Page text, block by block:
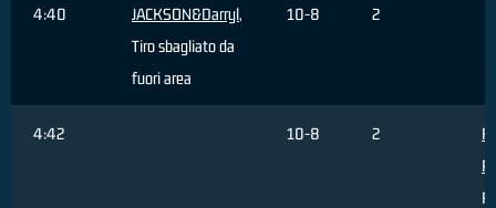
4:40 JACKSON&Darryl,
Tiro sbagliato da
fuori area
10-8 2
4:42 10-8 2